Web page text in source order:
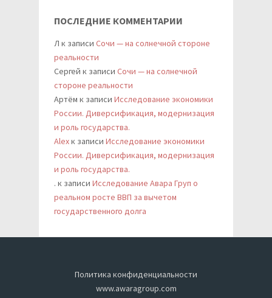
ПОСЛЕДНИЕ КОММЕНТАРИИ
Л к записи Сочи — на солнечной стороне
реальности
Сергей к записи Сочи — на солнечной
стороне реальности
Артём к записи Исследование экономики
России. Диверсификация, модернизация
и роль государства.
Alexк записи Исследование экономики
России. Диверсификация, модернизация
и роль государства.
. к записи Исследование Авара Груп о
реальном росте ВВП за вычетом
государственного долга
Политика конфиденциальности
www.awaragroup.com